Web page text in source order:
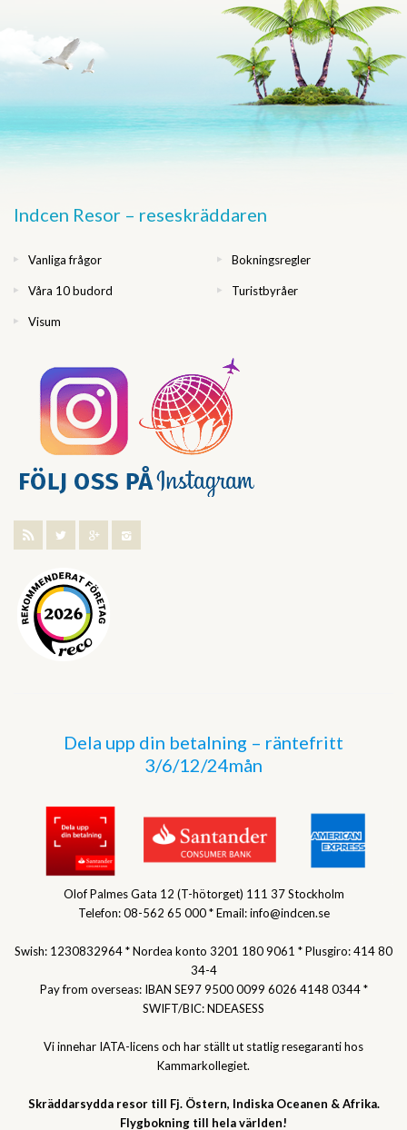
Indcen Resor – reseskräddaren
Vanliga frågor Bokningsregler
Våra 10 budord Turistbyråer
Visum
Dela upp din betalning – räntefritt
3/6/12/24mån
Olof Palmes Gata 12 (T-hötorget) 111 37 Stockholm
Telefon: 08-562 65 000 * Email: info@indcen.se
Swish: 1230832964 * Nordea konto 3201 180 9061 * Plusgiro: 414 80
34-4
Pay from overseas: IBAN SE97 9500 0099 6026 4148 0344 *
SWIFT/BIC: NDEASESS
Vi innehar IATA-licens och har ställt ut statlig resegaranti hos
Kammarkollegiet.
Skräddarsydda resor till Fj. Östern, Indiska Oceanen & Afrika.
Flygbokning till hela världen!